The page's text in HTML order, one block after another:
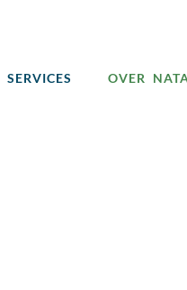
SERVICES OVER